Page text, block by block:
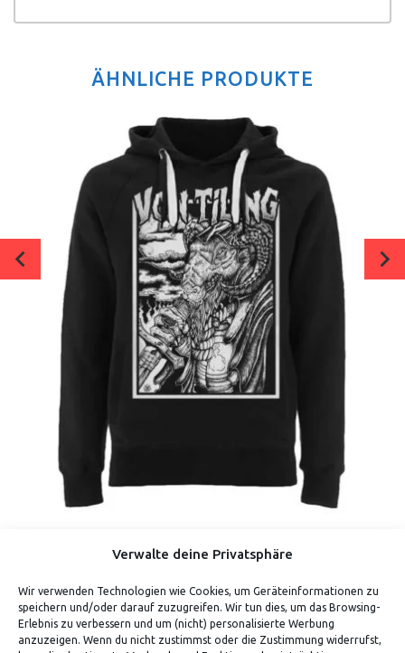
Verwalte deine Privatsphäre
Wir verwenden Technologien wie Cookies, um Geräteinformationen zu
speichern und/oder darauf zuzugreifen. Wir tun dies, um das Browsing-
Erlebnis zu verbessern und um (nicht) personalisierte Werbung
anzuzeigen. Wenn du nicht zustimmst oder die Zustimmung widerrufst,
ÄHNLICHE PRODUKTE
CHARON (HOODIE)
Verdiene bis zu 70 Punkte.